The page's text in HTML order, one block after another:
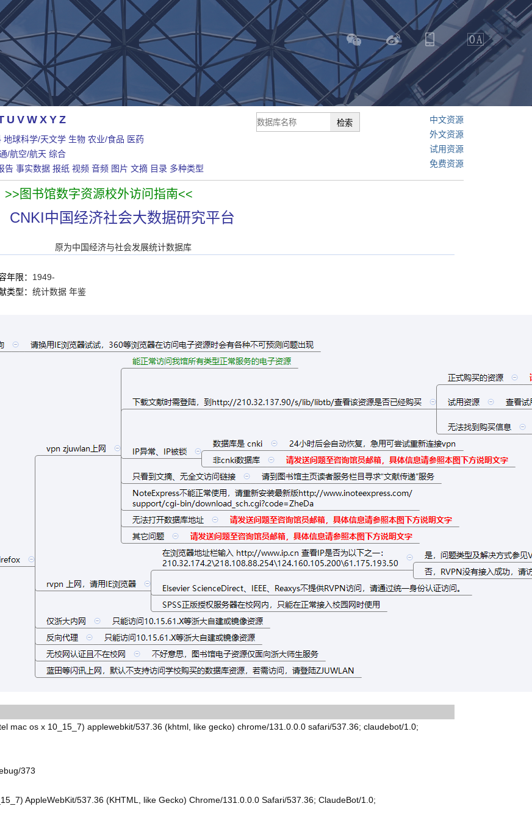
U V W X Y Z
地球科学/天文学 生物 农业/食品 医药
/航空/航天 综合
告 事实数据 报纸 视频 音频 图片 文摘 目录 多种类型
中文资源
外文资源
试用资源
免费资源
>>图书馆数字资源校外访问指南<<
CNKI中国经济社会大数据研究平台
原为中国经济与社会发展统计数据库
年限： 1949-
类型： 统计数据 年鉴
mac os x 10_15_7) applewebkit/537.36 (khtml, like gecko) chrome/131.0.0.0 safari/537.36; claudebot/1.0;
373
AppleWebKit/537.36 (KHTML, like Gecko) Chrome/131.0.0.0 Safari/537.36; ClaudeBot/1.0;